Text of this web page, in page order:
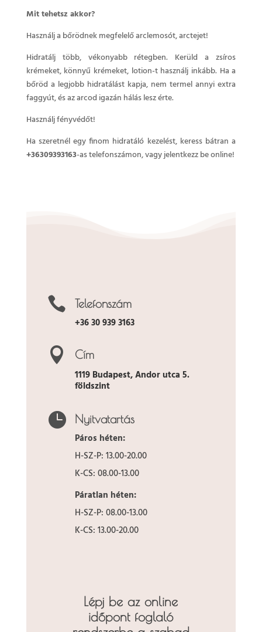
Mit tehetsz akkor?
Használj a bőrödnek megfelelő arclemosót, arctejet!
Hidratálj több, vékonyabb rétegben. Kerüld a zsíros
krémeket, könnyű krémeket, lotion-t használj inkább. Ha a
bőröd a legjobb hidratálást kapja, nem termel annyi extra
faggyút, és az arcod igazán hálás lesz érte.
Használj fényvédőt!
Ha szeretnél egy finom hidratáló kezelést, keress bátran a
+36309393163-as telefonszámon, vagy jelentkezz be online!
 Telefonszám
+36 30 939 3163
 Cím
1119 Budapest, Andor utca 5.
földszint
 Nyitvatartás
Páros héten:
H-SZ-P: 13.00-20.00
K-CS: 08.00-13.00
Páratlan héten:
H-SZ-P: 08.00-13.00
K-CS: 13.00-20.00
Lépj be az online
időpont foglaló